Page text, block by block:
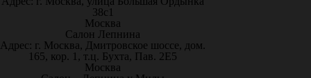
38с1
Москва
Салон Лепнина
Адрес: г. Москва, Дмитровское шоссе, дом.
165, кор. 1, т.ц. Бухта, Пав. 2Е5
Москва